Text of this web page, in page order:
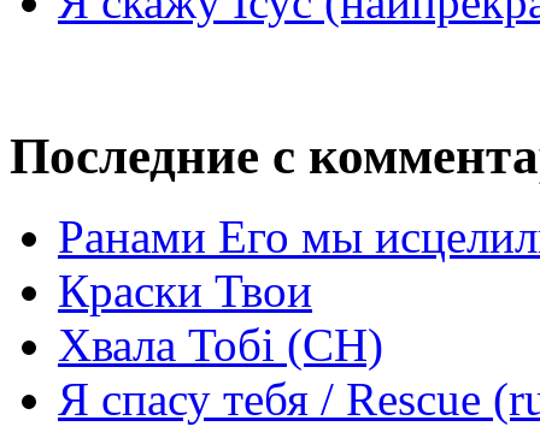
Последние с
Ранами Его мы
Краски Твои
Хвала Тобі (СН)
Я спасу тебя / Rescue